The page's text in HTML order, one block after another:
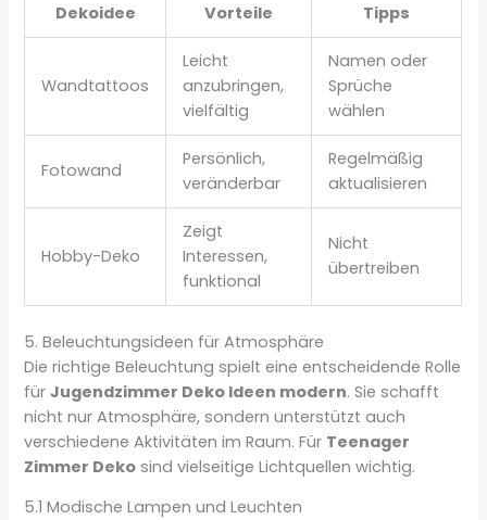
Dekoidee Vorteile Tipps
Wandtattoos
Leicht
anzubringen,
vielfältig
Namen oder
Sprüche
wählen
Fotowand
Persönlich,
veränderbar
Regelmäßig
aktualisieren
Hobby-Deko
Zeigt
Interessen,
funktional
Nicht
übertreiben
5. Beleuchtungsideen für Atmosphäre
Die richtige Beleuchtung spielt eine entscheidende Rolle
fürJugendzimmer Deko Ideen modern. Sie schafft
nicht nur Atmosphäre, sondern unterstützt auch
verschiedene Aktivitäten im Raum. Für Teenager
Zimmer Deko sind vielseitige Lichtquellen wichtig.
5.1 Modische Lampen und Leuchten